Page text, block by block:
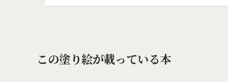
この塗り絵が載っている本